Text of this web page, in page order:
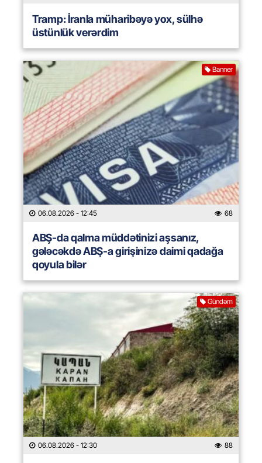
Tramp: İranla müharibəyə yox, sülhə
üstünlük verərdim
Banner
06.08.2026 - 12:45 68
ABŞ-da qalma müddətinizi aşsanız,
gələcəkdə ABŞ-a girişinizə daimi qadağa
qoyula bilər
Gündəm
06.08.2026 - 12:30 88